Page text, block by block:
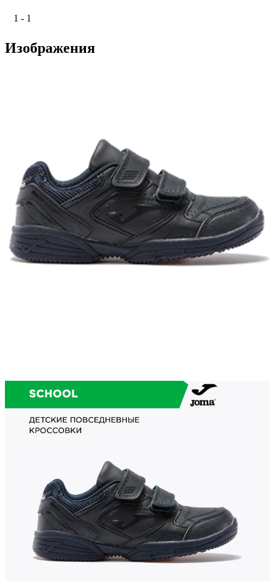
1 - 1
Изображения